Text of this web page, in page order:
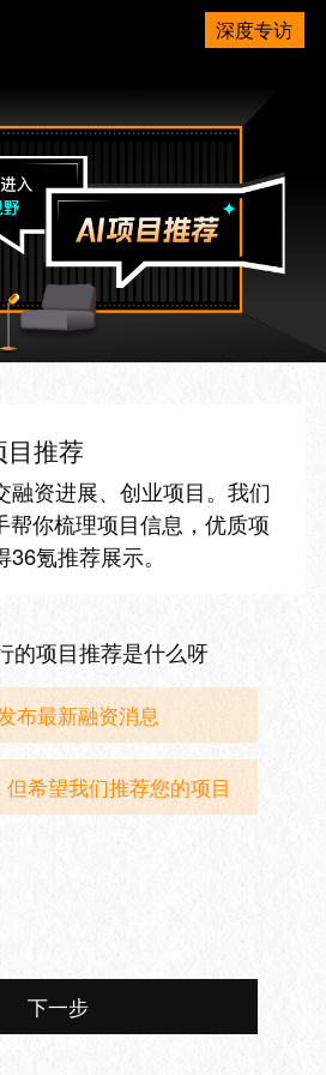
深度专访
目推荐
融资进展、创业项目。我们
帮你梳理项目信息，优质项
氪推荐展示。
的项目推荐是什么呀
布最新融资消息
希望我们推荐您的项目
下一步